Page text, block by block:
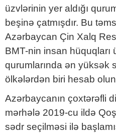
üzvlərinin yer aldığı
beşinə çatmışdır. Bu
Azərbaycan Çin Xalq
BMT-nin insan hüquqları
qurumlarında ən yüksək
ölkələrdən biri hesab
Azərbaycanın çoxtərəfli
mərhələ 2019-cu ildə
sədr seçilməsi ilə